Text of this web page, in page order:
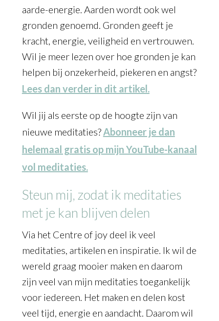
aarde-energie. Aarden wordt ook wel
gronden genoemd. Gronden geeft je
kracht, energie, veiligheid en vertrouwen.
Wil je meer lezen over hoe gronden je kan
helpen bij onzekerheid, piekeren en angst?
Lees dan verder in dit artikel.
Wil jij als eerste op de hoogte zijn van
nieuwe meditaties? Abonneer je dan
helemaal gratis op mijn YouTube-kanaal
vol meditaties.
Steun mij, zodat ik meditaties
met je kan blijven delen
Via het Centre of joy deel ik veel
meditaties, artikelen en inspiratie. Ik wil de
wereld graag mooier maken en daarom
zijn veel van mijn meditaties toegankelijk
voor iedereen. Het maken en delen kost
veel tijd, energie en aandacht. Daarom wil